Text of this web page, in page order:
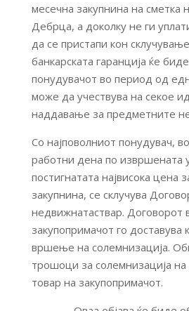
месечна закупнина на сметка
Дебрца, а доколку не ги
да се пристапи кон
банкарската гаранција ќе
понудувачот во период од
може да учествува на секое
наддавање за предметните
Со најповолниот понудувач,
работни дена по извршената
постигнатата највисока цена
закупнина, се склучува
недвижнатаствар. Договорот
закупопримачот го доставува
вршење на солемнизација.
трошоци за солемнизација на
товар на закупопримачот.